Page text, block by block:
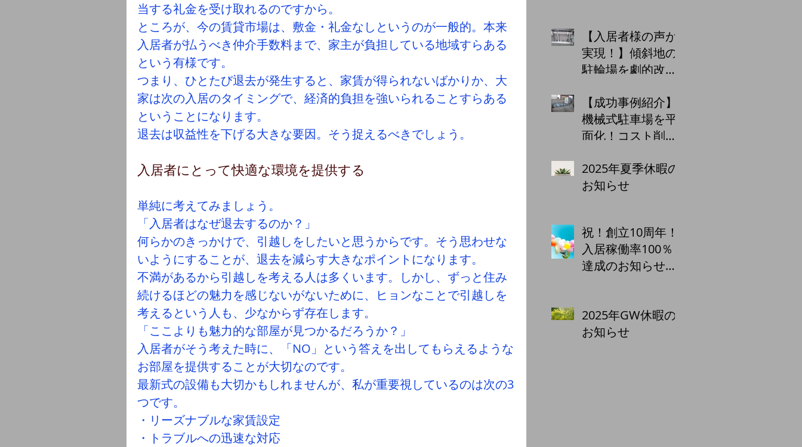
当する礼金を受け取れるのですから。
ところが、今の賃貸市場は、敷金・礼金なしというのが一般的。本来
入居者が払うべき仲介手数料まで、家主が負担している地域すらある
という有様です。
つまり、ひとたび退去が発生すると、家賃が得られないばかりか、大
家は次の入居のタイミングで、経済的負担を強いられることすらある
ということになります。
退去は収益性を下げる大きな要因。そう捉えるべきでしょう。
入居者にとって快適な環境を提供する
単純に考えてみましょう。
「入居者はなぜ退去するのか？」
何らかのきっかけで、引越しをしたいと思うからです。そう思わせな
いようにすることが、退去を減らす大きなポイントになります。
不満があるから引越しを考える人は多くいます。しかし、ずっと住み
続けるほどの魅力を感じないがないために、ヒョンなことで引越しを
考えるという人も、少なからず存在します。
「ここよりも魅力的な部屋が見つかるだろうか？」
入居者がそう考えた時に、「NO」という答えを出してもらえるような
お部屋を提供することが大切なのです。
最新式の設備も大切かもしれませんが、私が重要視しているのは次の3
つです。
・リーズナブルな家賃設定
・トラブルへの迅速な対応
了！お客様への
「あんしん」をこ
れからも
【入居者様の声が
実現！】傾斜地の
駐輪場を劇的改
駐輪ラックを設置
しました！
【成功事例紹介】
機械式駐車場を平
面化！コスト削減
賃料アップを実
現！
2025年夏季休暇の
お知らせ
祝！創立10周年！
入居稼働率100％
達成のお知らせ
2025年GW休暇の
お知らせ